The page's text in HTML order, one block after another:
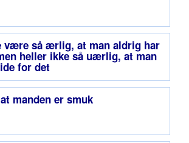
være så ærlig, at man aldrig har
heller ikke så uærlig, at man
for det
manden er smuk